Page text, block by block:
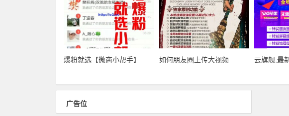
爆粉就选【微商小帮手】 如何朋友圈上传大视频 云旗舰,最
广告位